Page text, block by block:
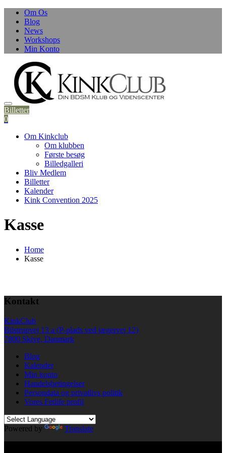
Skip
content
Om Os
Blog
News
Workshops
Min Konto
Billetter
0
Om Kinkclub
Om klubben
Første besøg
Billedgalleri
Bliv Medlem
Billetter
Kalender
Kink Convention 2025
Kasse
Home
Kasse
Kontakt
KinkClub
Bilstrupvej 13 a (P-plads ved jægervej 12)
7800 Skive, Danmark
Blog
Kalender
Min konto
Handelsbetingelser
Persondata og privatlivs politik
Vores Fetlife profil
Powered by
Translate